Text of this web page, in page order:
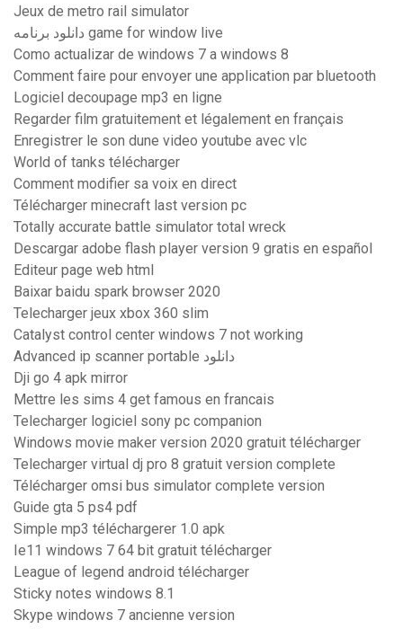
Jeux de metro rail simulator
دانلود برنامه game for window live
Como actualizar de windows 7 a windows 8
Comment faire pour envoyer une application par bluetooth
Logiciel decoupage mp3 en ligne
Regarder film gratuitement et légalement en français
Enregistrer le son dune video youtube avec vlc
World of tanks télécharger
Comment modifier sa voix en direct
Télécharger minecraft last version pc
Totally accurate battle simulator total wreck
Descargar adobe flash player version 9 gratis en español
Editeur page web html
Baixar baidu spark browser 2020
Telecharger jeux xbox 360 slim
Catalyst control center windows 7 not working
Advanced ip scanner portable دانلود
Dji go 4 apk mirror
Mettre les sims 4 get famous en francais
Telecharger logiciel sony pc companion
Windows movie maker version 2020 gratuit télécharger
Telecharger virtual dj pro 8 gratuit version complete
Télécharger omsi bus simulator complete version
Guide gta 5 ps4 pdf
Simple mp3 téléchargerer 1.0 apk
Ie11 windows 7 64 bit gratuit télécharger
League of legend android télécharger
Sticky notes windows 8.1
Skype windows 7 ancienne version